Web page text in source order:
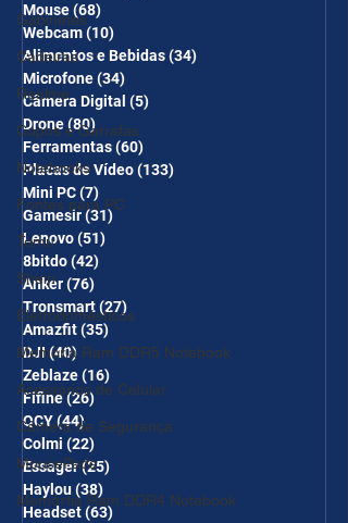
Gabinetes
Cadeiras
Realme
Copos e Garrafas
Notebooks
Fontes para PC
Temu
Shein
Eletrodomésticos
Memória Ram DDR5 Notebook
Acessórios de Celular
Câmera de Segurança
MousePads
Memórtia Ram DDR4 Notebook
Mouse(68)
Webcam(10)
Alimentos e Bebidas(34)
Microfone(34)
Câmera Digital (5)
Drone(80)80 posts
Ferramentas(60)
Placas de Vídeo(133)
Mini PC(7)
Gamesir(31) 31 posts
Lenovo(51)
8bitdo(42)
Anker(76)
Tronsmart(27)
Amazfit(35)
DJI(40) 40 posts
Zeblaze(16)
Fifine(26)26 posts
QCY(44)44 posts
Colmi (22)
Essager(25)
Haylou(38)
Headset(63)